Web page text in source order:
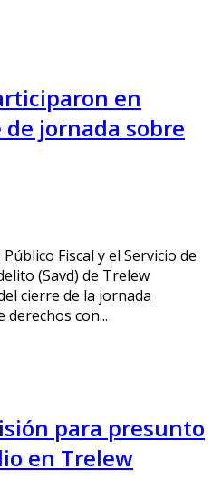
en
jornada sobre
Fiscal y el Servicio de
(Savd) de Trelew
cierre de la jornada
derechos con...
para presunto
en Trelew